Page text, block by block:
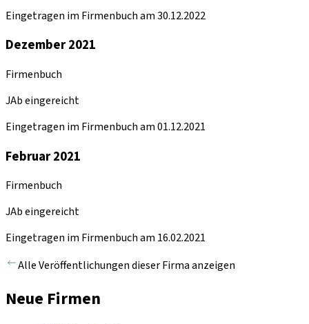
Eingetragen im Firmenbuch am 30.12.2022
Dezember 2021
Firmenbuch
JAb eingereicht
Eingetragen im Firmenbuch am 01.12.2021
Februar 2021
Firmenbuch
JAb eingereicht
Eingetragen im Firmenbuch am 16.02.2021
Alle Veröffentlichungen dieser Firma anzeigen
Neue Firmen